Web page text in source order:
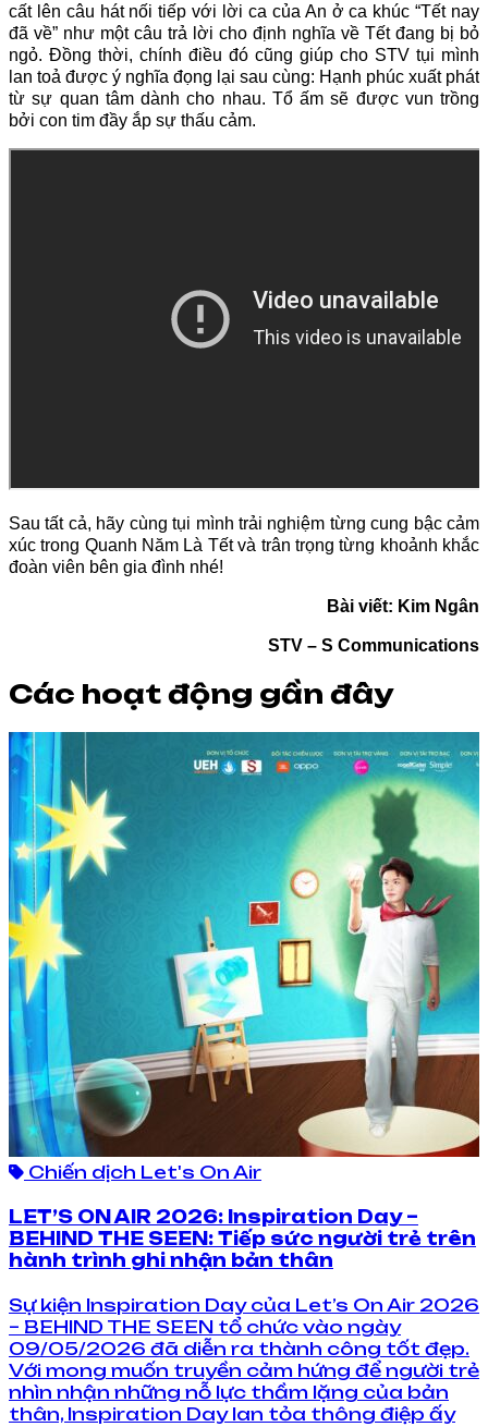
cất lên câu hát nối tiếp với lời ca của An ở ca khúc “Tết nay
đã về” như một câu trả lời cho định nghĩa về Tết đang bị bỏ
ngỏ. Đồng thời, chính điều đó cũng giúp cho STV tụi mình
lan toả được ý nghĩa đọng lại sau cùng: Hạnh phúc xuất phát
từ sự quan tâm dành cho nhau. Tổ ấm sẽ được vun trồng
bởi con tim đầy ắp sự thấu cảm.
Sau tất cả, hãy cùng tụi mình trải nghiệm từng cung bậc cảm
xúc trong Quanh Năm Là Tết và trân trọng từng khoảnh khắc
đoàn viên bên gia đình nhé!
Bài viết: Kim Ngân
STV – S Communications
Các hoạt động gần đây
Chiến dịch Let's On Air
LET’S ON AIR 2026: Inspiration Day –
BEHIND THE SEEN: Tiếp sức người trẻ trên
hành trình ghi nhận bản thân
Sự kiện Inspiration Day của Let’s On Air 2026
– BEHIND THE SEEN tổ chức vào ngày
09/05/2026 đã diễn ra thành công tốt đẹp.
Với mong muốn truyền cảm hứng để người trẻ
nhìn nhận những nỗ lực thầm lặng của bản
thân, Inspiration Day lan tỏa thông điệp ấy